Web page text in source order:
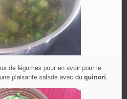
de légumes pour en avoir pour le
plaisante salade avec du quinori.